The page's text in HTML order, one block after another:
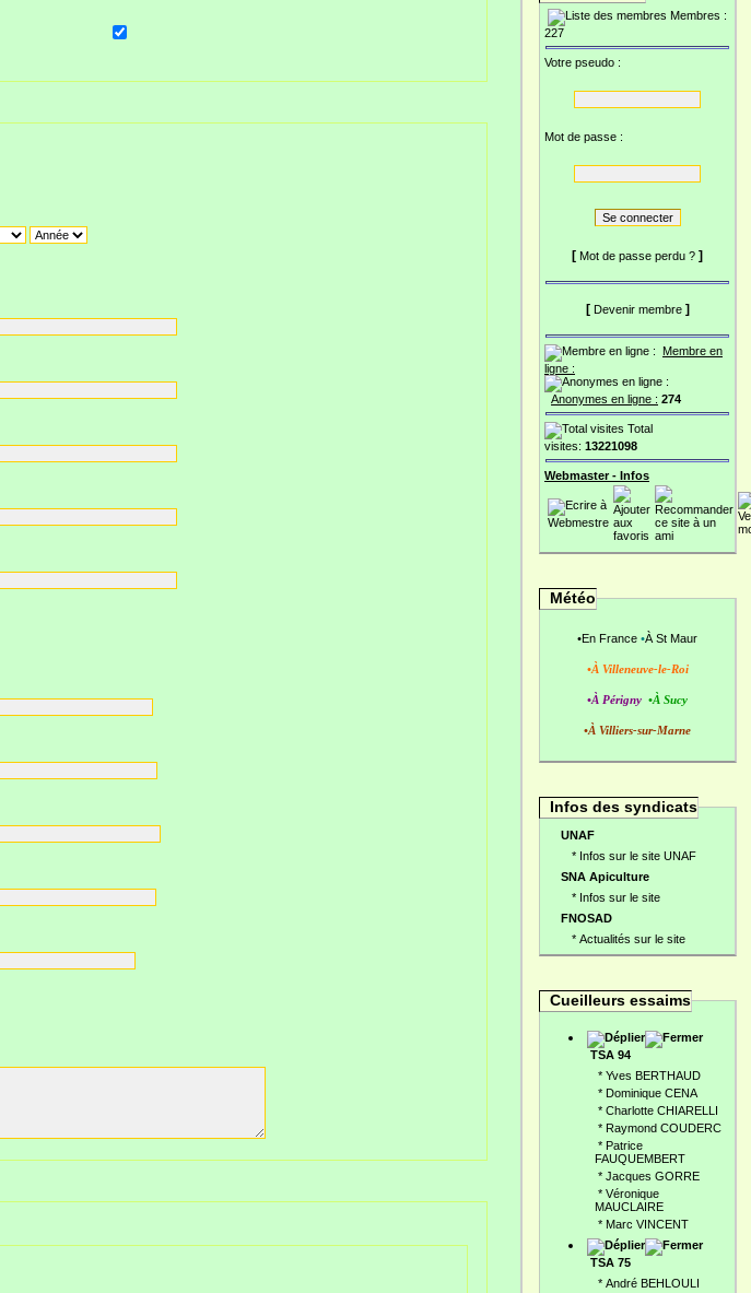
Membres :
227
Votre pseudo :
Mot de passe :
[ Mot de passe perdu ? ]
[ Devenir membre]
Membre en
ligne :
Anonymes en ligne : 274
Total
visites: 13221098
Webmaster - Infos
Météo
•En France •À St Maur
•À Villeneuve-le-Roi
•À Périgny •À Sucy
•À Villiers-sur-Marne
Infos des syndicats
UNAF
* Infos sur le site UNAF
SNA Apiculture
* Infos sur le site
FNOSAD
* Actualités sur le site
Cueilleurs essaims
TSA 94
* Yves BERTHAUD
* Dominique CENA
* Charlotte CHIARELLI
* Raymond COUDERC
* Patrice
FAUQUEMBERT
* Jacques GORRE
* Véronique
MAUCLAIRE
* Marc VINCENT
TSA 75
* André BEHLOULI